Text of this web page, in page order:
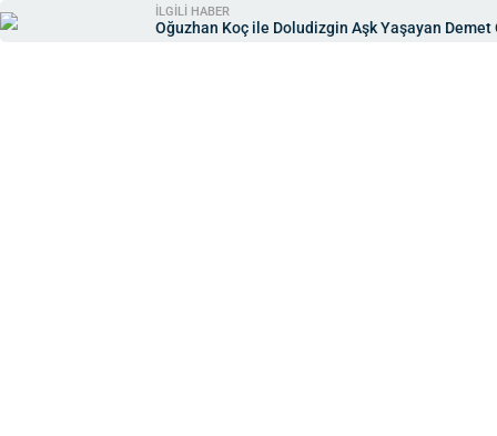
İLGİLİ HABER
Oğuzhan Koç ile Doludizgin Aşk Yaşayan